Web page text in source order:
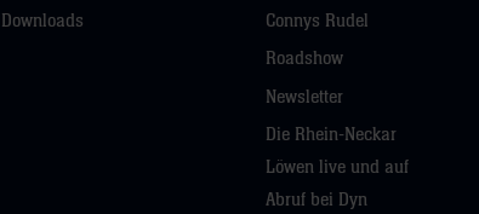
Downloads Connys Rudel
Roadshow
Newsletter
Die Rhein-Neckar
Löwen live und auf
Abruf bei Dyn